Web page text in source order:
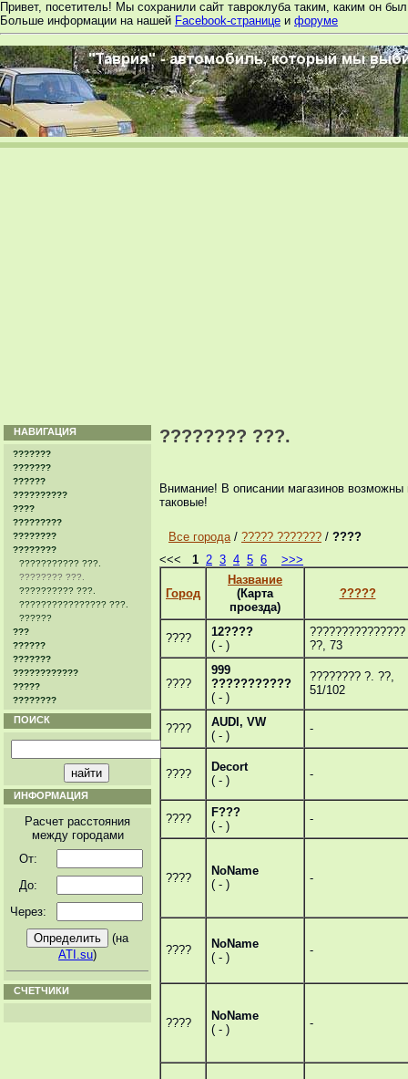
Привет, посетитель! Мы сохранили сайт тавроклуба таким, каким он
Больше информации на нашей Facebook-странице и форуме
НАВИГАЦИЯ
???????
???????
??????
??????????
????
?????????
????????
????????
??????????? ???.
???????? ???.
?????????? ???.
???????????????? ???.
??????
???
??????
???????
????????????
?????
????????
ПОИСК
ИНФОРМАЦИЯ
Расчет расстояния
между городами
От:
До:
Через:
(на
ATI.su)
СЧЕТЧИКИ
???????? ???.
Внимание! В описании магазинов
таковые!
Все города / ????? ??????? / ????
<<< 1 2 3 4 5 6 >>>
Город
Название
(Карта
проезда)
?????
????
12????
( - )
???????????????
??, 73
????
999
???????????
( - )
???????? ?. ??,
51/102
????
AUDI, VW
( - )
-
????
Decort
( - )
-
????
F???
( - )
-
????
NoName
( - )
-
????
NoName
( - )
-
????
NoName
( - )
-